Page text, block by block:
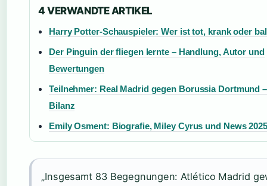
4 VERWANDTE ARTIKEL
Harry Potter-Schauspieler: Wer ist tot, krank oder
Der Pinguin der fliegen lernte – Handlung, Autor und
Bewertungen
Teilnehmer: Real Madrid gegen Borussia Dortmund
Bilanz
Emily Osment: Biografie, Miley Cyrus und News 2025
„Insgesamt 83 Begegnungen: Atlético Madrid